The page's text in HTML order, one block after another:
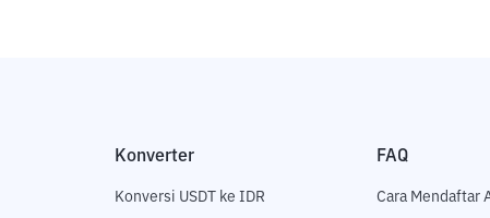
Konverter
Konversi USDT ke IDR
FAQ
Cara Mendaftar